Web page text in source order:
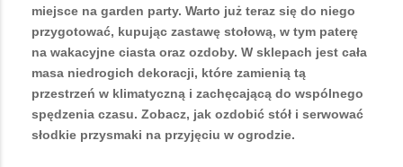
miejsce na garden party. Warto już teraz się do niego
przygotować, kupując zastawę stołową, w tym paterę
na wakacyjne ciasta oraz ozdoby. W sklepach jest cała
masa niedrogich dekoracji, które zamienią tą
przestrzeń w klimatyczną i zachęcającą do wspólnego
spędzenia czasu. Zobacz, jak ozdobić stół i serwować
słodkie przysmaki na przyjęciu w ogrodzie.